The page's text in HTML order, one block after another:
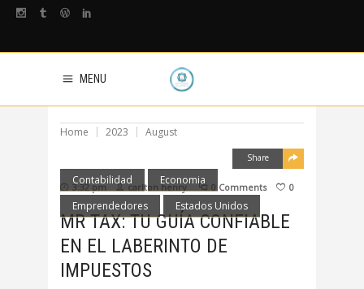
MENU
Home 2023 August
Contabilidad
Economia
Emprendedores
Estados Unidos
Share
3:32 pm carlton henry 0 Comments 0
MR TAX: TU GUÍA CONFIABLE
EN EL LABERINTO DE
IMPUESTOS